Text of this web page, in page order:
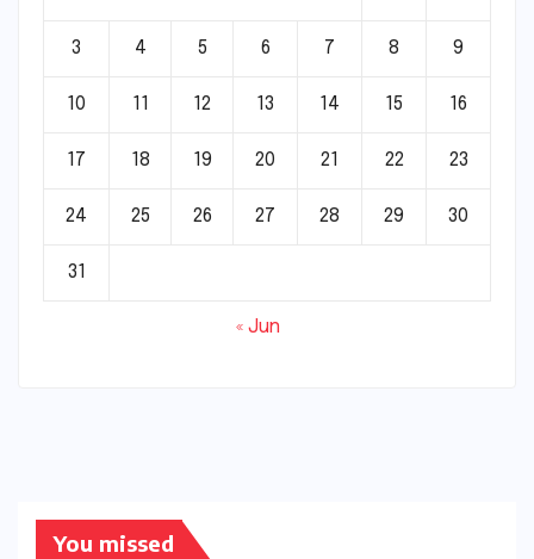
3 4 5 6 7 8 9
10 11 12 13 14 15 16
17 18 19 20 21 22 23
24 25 26 27 28 29 30
31
« Jun
You missed